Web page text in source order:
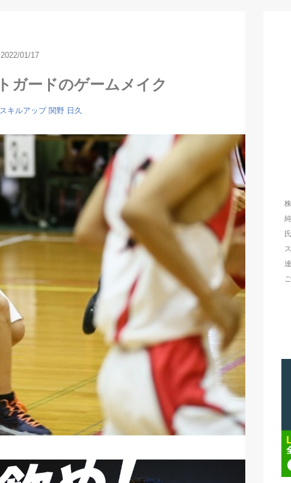
2022/01/17
ガードのゲームメイク
スキルアップ 関野 日久